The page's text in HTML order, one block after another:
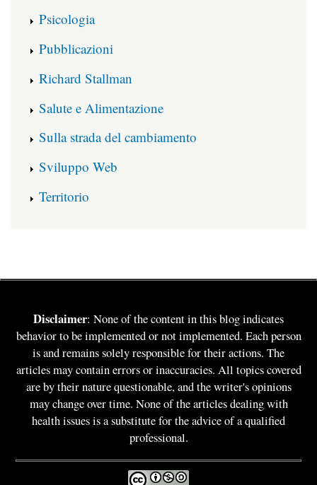
Psicologia
Pubblicazioni
Richard Stallman
Salute e Alimentazione
Sulla strada del cambiamento
Sviluppo Web
Territorio
Disclaimer: None of the content in this blog indicates
behavior to be implemented or not implemented. Each person
is and remains solely responsible for their actions. The
articles may contain errors or inaccuracies. All topics covered
are by their nature questionable, and the writer's opinions
may change over time. None of the articles dealing with
health issues is a substitute for the advice of a qualified
professional.